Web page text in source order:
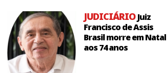
JUDICIÁRIOJuiz
Francisco de Assis
Brasil morre em Natal
aos 74 anos